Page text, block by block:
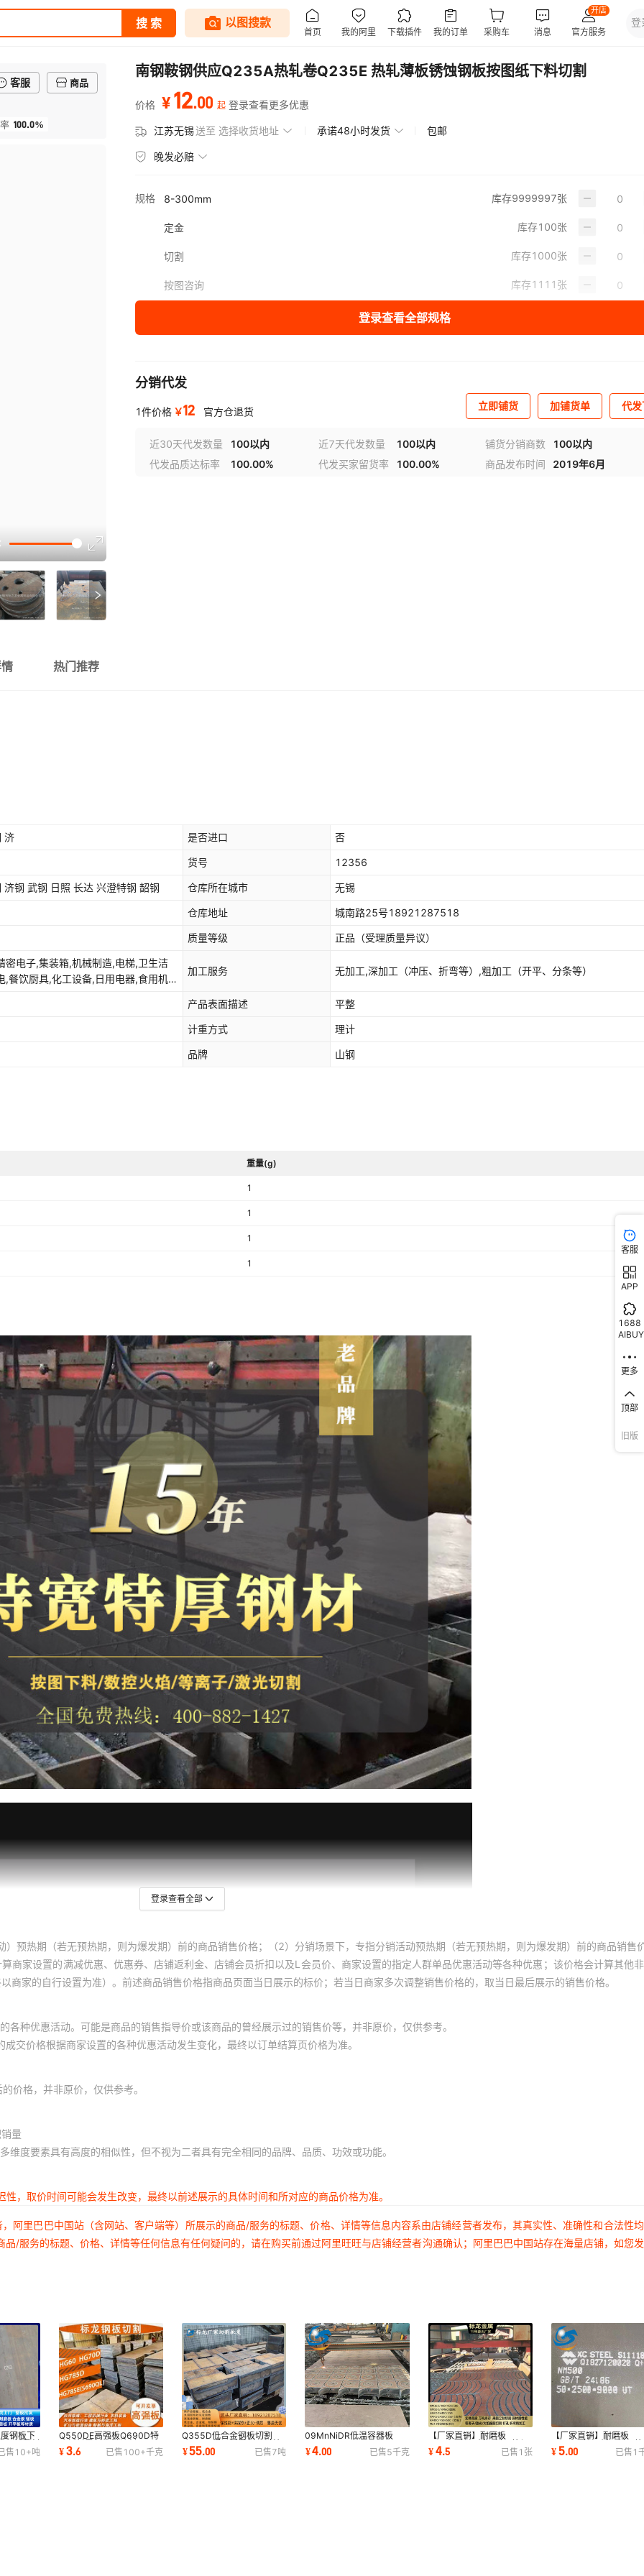
客服 商品
100.0%
南钢鞍钢供应Q235A热轧卷Q235E 热轧薄板锈蚀钢板按图纸下料切割
价格 ¥12.00 起 登录查看更多优惠
江苏无锡送至 选择收货地址 承诺48小时发货 包邮
晚发必赔
规格 8-300mm 库存9999997张
定金 库存100张
切割 库存1000张
按图咨询 库存1111 张
登录查看全部规格
分销代发
1件价格 ￥12 官方仓退货 立即铺货 加铺货单 代
近30天代发数量 100以内 近7天代发数量 100以内 铺货分销商数
100以内
代发品质达标率
100.00% 代发买家留货率 100.00% 商品发布时间 2019年6月
热门推荐
济 是否进口 否
货号 12356
钢 武钢 日照 长达 兴澄特钢 韶钢 仓库所在城市 无锡
仓库地址 城南路25号18921287518
质量等级 正品（受理质量异议）
电子,集装箱,机械制造,电梯,卫生洁
餐饮厨具,化工设备,日用电器,食用机
加工服务 无加工,深加工（冲压、折弯等）,粗加工（开平、分条等）
产品表面描述 平整
计重方式 理计
品牌 山钢
重量(g)
1
1
1
1
登录查看全部
预热期（若无预热期，则为爆发期）前的商品销售价格；（2）分销场景下，专指分销活动预热期（若无预热期，则为爆发期）前的商品销售
商家设置的满减优惠、优惠券、店铺返利金、店铺会员折扣以及L会员价、商家设置的指定人群单品优惠活动等各种优惠；该价格会计算其他
家的自行设置为准）。前述商品销售价格指商品页面当日展示的标价；若当日商家多次调整销售价格的，取当日最后展示的销售价格。
种优惠活动。可能是商品的销售指导价或该商品的曾经展示过的销售价等，并非原价，仅供参考。
交价格根据商家设置的各种优惠活动发生变化，最终以订单结算页价格为准。
价格，并非原价，仅供参考。
量
度要素具有高度的相似性，但不视为二者具有完全相同的品牌、品质、功效或功能。
，取价时间可能会发生改变，最终以前述展示的具体时间和所对应的商品价格为准。
阿里巴巴中国站（含网站、客户端等）所展示的商品/服务的标题、价格、详情等信息内容系由店铺经营者发布，其真实性、准确性和合法性
/服务的标题、价格、详情等任何信息有任何疑问的，请在购买前通过阿里旺旺与店铺经营者沟通确认；阿里巴巴中国站存在海量店铺，如您
钢板下
售 10+吨
Q550DE高强板Q690D特
厚板材零割下料切割
Q460CDE超宽超厚厂家钢
¥3.6 已售 100+千克
Q355D低合金钢板切割
Q345D超厚板零割下料特
厚板数控切割正火板
¥55.00 已售7吨
09MnNiDR低温容器板
08Ni3DR/Q345R正火
15CRMOR钢板切割厂家直
¥4.00 已售5千克
【厂家直销】耐磨板
NM500按图纸下料火焰切
割标准件异形件保材质
¥4.5 已售 1 张
【厂家直销】耐磨板
NM400按图纸下料火
割标准件异形件保材质
¥5.00 已售 1
客服
APP
1688
AIBUY
更多
顶部
旧版